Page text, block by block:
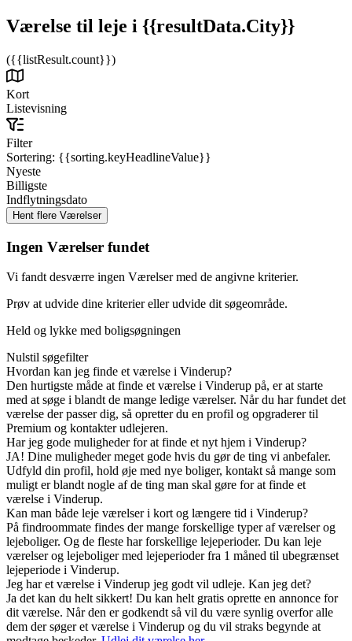
Værelse til leje i {{resultData.City}}
({{listResult.count}})
Kort
Listevisning
Filter
Sortering: {{sorting.keyHeadlineValue}}
Nyeste
Billigste
Indflytningsdato
Ingen Værelser fundet
Vi fandt desværre ingen Værelser med de angivne kriterier.
Prøv at udvide dine kriterier eller udvide dit søgeområde.
Held og lykke med boligsøgningen
Nulstil søgefilter
Hvordan kan jeg finde et værelse i Vinderup?
Den hurtigste måde at finde et værelse i Vinderup på, er at starte
med at søge i blandt de mange ledige værelser. Når du har fundet det
værelse der passer dig, så opretter du en profil og opgraderer til
Premium og kontakter udlejeren.
Har jeg gode muligheder for at finde et nyt hjem i Vinderup?
JA! Dine muligheder meget gode hvis du gør de ting vi anbefaler.
Udfyld din profil, hold øje med nye boliger, kontakt så mange som
muligt er blandt nogle af de ting man skal gøre for at finde et
værelse i Vinderup.
Kan man både leje værelser i kort og længere tid i Vinderup?
På findroommate findes der mange forskellige typer af værelser og
lejeboliger. Og de fleste har forskellige lejeperioder. Du kan leje
værelser og lejeboliger med lejeperioder fra 1 måned til ubegrænset
lejeperiode i Vinderup.
Jeg har et værelse i Vinderup jeg godt vil udleje. Kan jeg det?
Ja det kan du helt sikkert! Du kan helt gratis oprette en annonce for
dit værelse. Når den er godkendt så vil du være synlig overfor alle
dem der søger et værelse i Vinderup og du vil straks begynde at